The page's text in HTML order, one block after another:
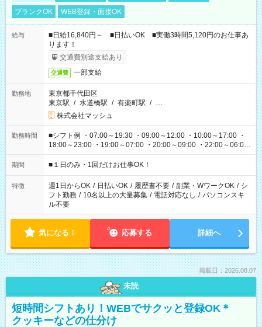
ブランクOK
WEB登録・面接OK
給与
■日給16,840円～ ■日払いOK ■実働3時間5,120円のお仕事あ
ります！
交通費別途支給あり
交通費 一部支給
勤務地
東京都千代田区
東京駅 / 水道橋駅 / 有楽町駅 / …
株式会社マッシュ
勤務時間
■シフト例 ・07:00～19:30 ・09:00～12:00 ・10:00～17:00 ・
18:00～23:00 ・19:00～07:00 ・20:00～09:00 ・22:00～06:00
etc ★最短で3時間で5,120円のお仕事から 15時間で2万円近く稼
げるお仕事も！ ご希望のお時間に合わせてご紹介！ ※シフトは
ください！
期間 ■１日のみ・1回だけお仕事OK！
特徴 週1日からOK / 日払いOK / 履歴書不要 / 副業・WワークOK / シ
フト勤務 / 10名以上の大量募集 / 電話対応なし / パソコンスキ
ル不要
気になる！ 応募する 詳細へ
掲載日：2026.08.07
未読
短時間シフトあり！WEBでサクッと登録OK＊
クッキーなどの仕分け